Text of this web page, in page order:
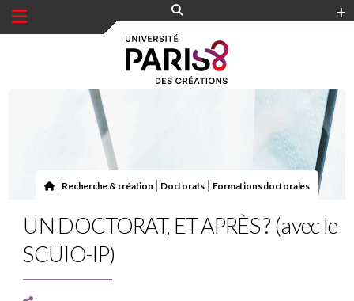
Recherche & création Doctorats Formations doctorales
UN DOCTORAT, ET APRÈS ? (avec le
SCUIO-IP)
Panneau de gestion des cookies